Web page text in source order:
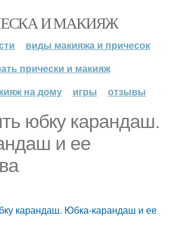
И МАКИЯЖ
виды макияжа и причесок
прически и макияж
на дому
игры отзывы
юбку карандаш.
и ее
карандаш. Юбка-карандаш и ее